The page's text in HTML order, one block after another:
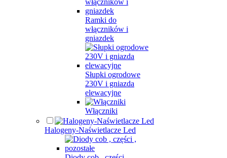
Ramki do
włączników i
gniazdek
Słupki ogrodowe
230V i gniazda
elewacyjne
Włączniki
Halogeny-Naświetlacze Led